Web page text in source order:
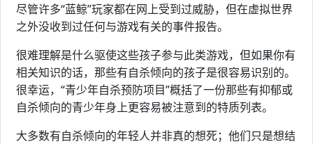
尽管许多“蓝鲸”玩家都在网上受到过威胁，但在虚拟世界
之外没收到过任何与游戏有关的事件报告。
很难理解是什么驱使这些孩子参与此类游戏，但如果你有
相关知识的话，那些有自杀倾向的孩子是很容易识别的。
很幸运，“青少年自杀预防项目”概括了一份那些有抑郁或
自杀倾向的青少年身上更容易被注意到的特质列表。
大多数有自杀倾向的年轻人并非真的想死；他们只是想结